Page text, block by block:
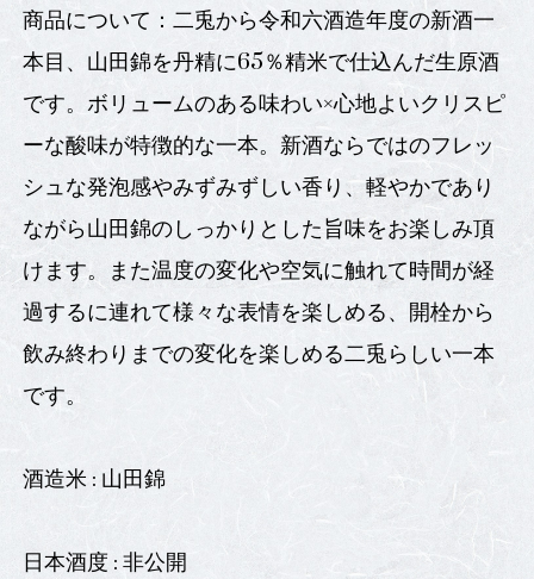
商品について：二兎から令和六酒造年度の新酒一
本目、山田錦を丹精に65％精米で仕込んだ生原酒
です。ボリュームのある味わい×心地よいクリスピ
ーな酸味が特徴的な一本。新酒ならではのフレッ
シュな発泡感やみずみずしい香り、軽やかであり
ながら山田錦のしっかりとした旨味をお楽しみ頂
けます。また温度の変化や空気に触れて時間が経
過するに連れて様々な表情を楽しめる、開栓から
飲み終わりまでの変化を楽しめる二兎らしい一本
です。
酒造米 : 山田錦
日本酒度 : 非公開